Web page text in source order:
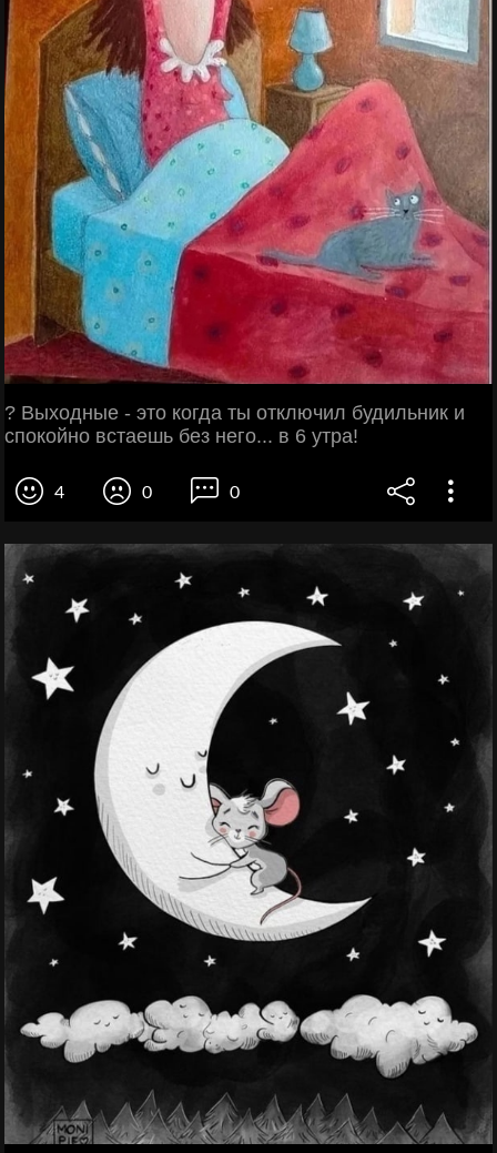
? Выходные - это когда ты отключил будильник и
спокойно встаешь без него... в 6 утра!
4 0 0